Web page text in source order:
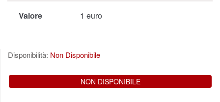
Valore 1 euro
Disponibilità: Non Disponibile
NON DISPONIBILE